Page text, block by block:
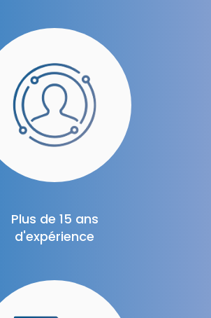
Plus de 15 ans
d'expérience